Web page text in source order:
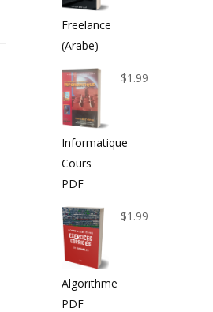
Freelance
(Arabe)
Informatique
Cours
PDF
$1.99
Algorithme
PDF
$1.99